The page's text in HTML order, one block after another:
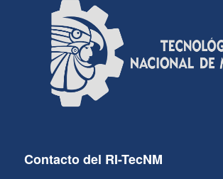
Contacto del RI-TecNM